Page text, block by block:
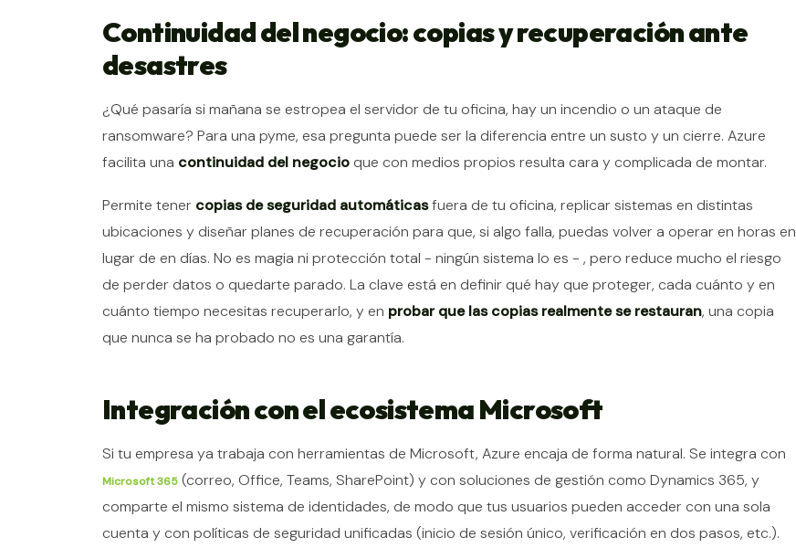
Continuidad del negocio: copias y recuperación ante
desastres
¿Qué pasaría si mañana se estropea el servidor de tu oficina, hay un incendio o un ataque de
ransomware? Para una pyme, esa pregunta puede ser la diferencia entre un susto y un cierre. Azure
facilita una continuidad del negocio que con medios propios resulta cara y complicada de montar.
Permite tener copias de seguridad automáticasfuera de tu oficina, replicar sistemas en distintas
ubicaciones y diseñar planes de recuperación para que, si algo falla, puedas volver a operar en horas en
lugar de en días. No es magia ni protección total - ningún sistema lo es - , pero reduce mucho el riesgo
de perder datos o quedarte parado. La clave está en definir qué hay que proteger, cada cuánto y en
cuánto tiempo necesitas recuperarlo, y en probar que las copias realmente se restauran, una copia
que nunca se ha probado no es una garantía.
Integración con el ecosistema Microsoft
Si tu empresa ya trabaja con herramientas de Microsoft, Azure encaja de forma natural. Se integra con
Microsoft 365 (correo, Office, Teams, SharePoint) y con soluciones de gestión como Dynamics 365, y
comparte el mismo sistema de identidades, de modo que tus usuarios pueden acceder con una sola
cuenta y con políticas de seguridad unificadas (inicio de sesión único, verificación en dos pasos, etc.).